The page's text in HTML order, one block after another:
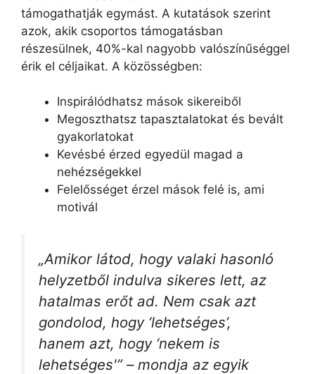
támogathatják egymást. A kutatások szerint
azok, akik csoportos támogatásban
részesülnek, 40%-kal nagyobb valószínűséggel
érik el céljaikat. A közösségben:
Inspirálódhatsz mások sikereiből
Megoszthatsz tapasztalatokat és bevált
gyakorlatokat
Kevésbé érzed egyedül magad a
nehézségekkel
Felelősséget érzel mások felé is, ami
motivál
„Amikor látod, hogy valaki hasonló
helyzetből indulva sikeres lett, az
hatalmas erőt ad. Nem csak azt
gondolod, hogy ‘lehetséges’,
hanem azt, hogy ‘nekem is
lehetséges'” – mondja az egyik